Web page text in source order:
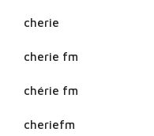
cherie
cherie fm
chérie fm
cheriefm